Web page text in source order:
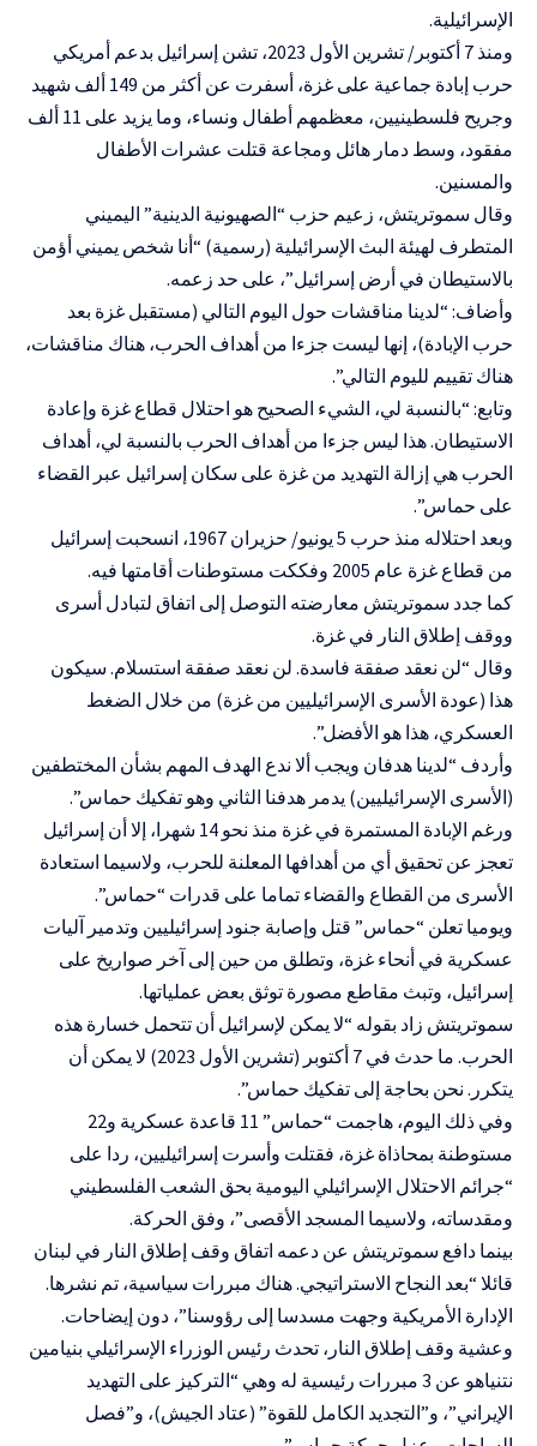
الإسرائيلية.
ومنذ 7 أكتوبر/ تشرين الأول 2023، تشن إسرائيل بدعم أمريكي
حرب إبادة جماعية على غزة، أسفرت عن أكثر من 149 ألف شهيد
وجريح فلسطينيين، معظمهم أطفال ونساء، وما يزيد على 11 ألف
مفقود، وسط دمار هائل ومجاعة قتلت عشرات الأطفال
والمسنين.
وقال سموتريتش، زعيم حزب “الصهيونية الدينية” اليميني
المتطرف لهيئة البث الإسرائيلية (رسمية) “أنا شخص يميني أؤمن
بالاستيطان في أرض إسرائيل”، على حد زعمه.
وأضاف: “لدينا مناقشات حول اليوم التالي (مستقبل غزة بعد
حرب الإبادة)، إنها ليست جزءا من أهداف الحرب، هناك مناقشات،
هناك تقييم لليوم التالي”.
وتابع: “بالنسبة لي، الشيء الصحيح هو احتلال قطاع غزة وإعادة
الاستيطان. هذا ليس جزءا من أهداف الحرب بالنسبة لي، أهداف
الحرب هي إزالة التهديد من غزة على سكان إسرائيل عبر القضاء
على حماس”.
وبعد احتلاله منذ حرب 5 يونيو/ حزيران 1967، انسحبت إسرائيل
من قطاع غزة عام 2005 وفككت مستوطنات أقامتها فيه.
كما جدد سموتريتش معارضته التوصل إلى اتفاق لتبادل أسرى
ووقف إطلاق النار في غزة.
وقال “لن نعقد صفقة فاسدة. لن نعقد صفقة استسلام. سيكون
هذا (عودة الأسرى الإسرائيليين من غزة) من خلال الضغط
العسكري، هذا هو الأفضل”.
وأردف “لدينا هدفان ويجب ألا ندع الهدف المهم بشأن المختطفين
(الأسرى الإسرائيليين) يدمر هدفنا الثاني وهو تفكيك حماس”.
ورغم الإبادة المستمرة في غزة منذ نحو 14 شهرا، إلا أن إسرائيل
تعجز عن تحقيق أي من أهدافها المعلنة للحرب، ولاسيما استعادة
الأسرى من القطاع والقضاء تماما على قدرات “حماس”.
ويوميا تعلن “حماس” قتل وإصابة جنود إسرائيليين وتدمير آليات
عسكرية في أنحاء غزة، وتطلق من حين إلى آخر صواريخ على
إسرائيل، وتبث مقاطع مصورة توثق بعض عملياتها.
سموتريتش زاد بقوله “لا يمكن لإسرائيل أن تتحمل خسارة هذه
الحرب. ما حدث في 7 أكتوبر (تشرين الأول 2023) لا يمكن أن
يتكرر. نحن بحاجة إلى تفكيك حماس”.
وفي ذلك اليوم، هاجمت “حماس” 11 قاعدة عسكرية و22
مستوطنة بمحاذاة غزة، فقتلت وأسرت إسرائيليين، ردا على
“جرائم الاحتلال الإسرائيلي اليومية بحق الشعب الفلسطيني
ومقدساته، ولاسيما المسجد الأقصى”، وفق الحركة.
بينما دافع سموتريتش عن دعمه اتفاق وقف إطلاق النار في لبنان
قائلا “بعد النجاح الاستراتيجي. هناك مبررات سياسية، تم نشرها.
الإدارة الأمريكية وجهت مسدسا إلى رؤوسنا”، دون إيضاحات.
وعشية وقف إطلاق النار، تحدث رئيس الوزراء الإسرائيلي بنيامين
نتنياهو عن 3 مبررات رئيسية له وهي “التركيز على التهديد
الإيراني”، و”التجديد الكامل للقوة” (عتاد الجيش)، و”فصل